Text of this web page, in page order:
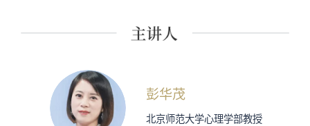
彭华茂
北京师范大学心理学部教授